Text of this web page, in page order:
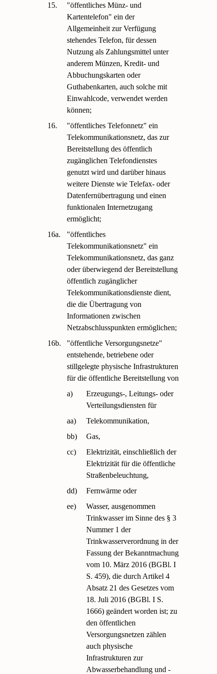
15.
"öffentliches Münz- und
Kartentelefon" ein der
Allgemeinheit zur Verfügung
stehendes Telefon, für dessen
Nutzung als Zahlungsmittel unter
anderem Münzen, Kredit- und
Abbuchungskarten oder
Guthabenkarten, auch solche mit
Einwahlcode, verwendet werden
können;
16.
"öffentliches Telefonnetz" ein
Telekommunikationsnetz, das zur
Bereitstellung des öffentlich
zugänglichen Telefondienstes
genutzt wird und darüber hinaus
weitere Dienste wie Telefax- oder
Datenfernübertragung und einen
funktionalen Internetzugang
ermöglicht;
16a.
"öffentliches
Telekommunikationsnetz" ein
Telekommunikationsnetz, das ganz
oder überwiegend der Bereitstellung
öffentlich zugänglicher
Telekommunikationsdienste dient,
die die Übertragung von
Informationen zwischen
Netzabschlusspunkten ermöglichen;
16b.
"öffentliche Versorgungsnetze"
entstehende, betriebene oder
stillgelegte physische Infrastrukturen
für die öffentliche Bereitstellung von
a)
Erzeugungs-, Leitungs- oder
Verteilungsdiensten für
aa)
Telekommunikation,
bb)
Gas,
cc)
Elektrizität, einschließlich der
Elektrizität für die öffentliche
Straßenbeleuchtung,
dd)
Fernwärme oder
ee)
Wasser, ausgenommen
Trinkwasser im Sinne des § 3
Nummer 1 der
Trinkwasserverordnung in der
Fassung der Bekanntmachung
vom 10. März 2016 (BGBl. I
S. 459), die durch Artikel 4
Absatz 21 des Gesetzes vom
18. Juli 2016 (BGBl. I S.
1666) geändert worden ist; zu
den öffentlichen
Versorgungsnetzen zählen
auch physische
Infrastrukturen zur
Abwasserbehandlung und -